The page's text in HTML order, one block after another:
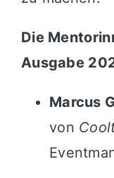
Die
Ausgabe
Marcus
von